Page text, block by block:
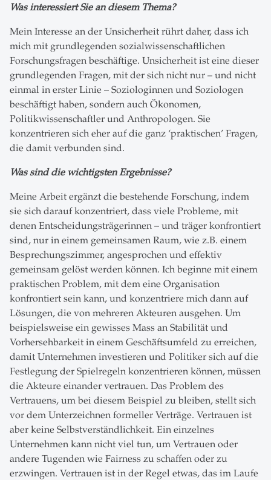
Was interessiert Sie an diesem Thema?
Mein Interesse an der Unsicherheit rührt daher, dass ich
mich mit grundlegenden sozialwissenschaftlichen
Forschungsfragen beschäftige. Unsicherheit ist eine dieser
grundlegenden Fragen, mit der sich nicht nur – und nicht
einmal in erster Linie – Soziologinnen und Soziologen
beschäftigt haben, sondern auch Ökonomen,
Politikwissenschaftler und Anthropologen. Sie
konzentrieren sich eher auf die ganz ‘praktischen’ Fragen,
die damit verbunden sind.
Was sind die wichtigsten Ergebnisse?
Meine Arbeit ergänzt die bestehende Forschung, indem
sie sich darauf konzentriert, dass viele Probleme, mit
denen Entscheidungsträgerinnen – und träger konfrontiert
sind, nur in einem gemeinsamen Raum, wie z.B. einem
Besprechungszimmer, angesprochen und effektiv
gemeinsam gelöst werden können. Ich beginne mit einem
praktischen Problem, mit dem eine Organisation
konfrontiert sein kann, und konzentriere mich dann auf
Lösungen, die von mehreren Akteuren ausgehen. Um
beispielsweise ein gewisses Mass an Stabilität und
Vorhersehbarkeit in einem Geschäftsumfeld zu erreichen,
damit Unternehmen investieren und Politiker sich auf die
Festlegung der Spielregeln konzentrieren können, müssen
die Akteure einander vertrauen. Das Problem des
Vertrauens, um bei diesem Beispiel zu bleiben, stellt sich
vor dem Unterzeichnen formeller Verträge. Vertrauen ist
aber keine Selbstverständlichkeit. Ein einzelnes
Unternehmen kann nicht viel tun, um Vertrauen oder
andere Tugenden wie Fairness zu schaffen oder zu
erzwingen. Vertrauen ist in der Regel etwas, das im Laufe